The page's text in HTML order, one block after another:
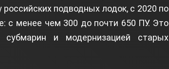
подводных лодок, с 2020 по
с менее чем 300 до почти 650 ПУ. Это
и модернизацией старых